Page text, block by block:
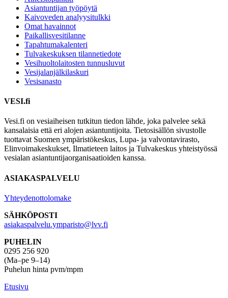
Asiantuntijan työpöytä
Kaivoveden analyysitulkki
Omat havainnot
Paikallisvesitilanne
Tapahtumakalenteri
Tulvakeskuksen tilannetiedote
Vesihuolto­laitosten tunnusluvut
Vesijalanjälki­laskuri
Vesisanasto
VESI.fi
Vesi.fi on vesiaiheisen tutkitun tiedon lähde, joka palvelee sekä
kansalaisia että eri alojen asiantuntijoita. Tietosisällön sivustolle
tuottavat Suomen ympäristökeskus, Lupa- ja valvontavirasto,
Elinvoimakeskukset, Ilmatieteen laitos ja Tulvakeskus yhteistyössä
vesialan asiantuntijaorganisaatioiden kanssa.
ASIAKASPALVELU
Yhteydenottolomake
SÄHKÖPOSTI
asiakaspalvelu.ymparisto@lvv.fi
PUHELIN
0295 256 920
(Ma–pe 9–14)
Puhelun hinta pvm/mpm
Etusivu